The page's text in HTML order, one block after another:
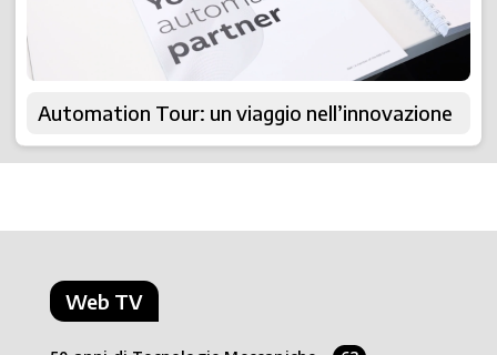
Automation Tour: un viaggio nell’innovazione
Web TV